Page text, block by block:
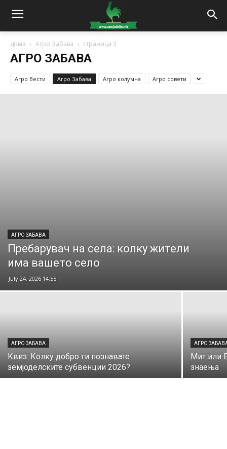
дома Агро Забава страница 3
АГРО ЗАБАВА
Агро Вести Агро Забава Агро колумна Агро совети
АГРО ЗАБАВА
Пребарувач на села: колку жители
има вашето село
July 24, 2026 14:55
АГРО ЗАБАВА
Квиз: Колку добро ги познавате
земјоделските субвенции 2026?
АГРО
Мит или
знаења